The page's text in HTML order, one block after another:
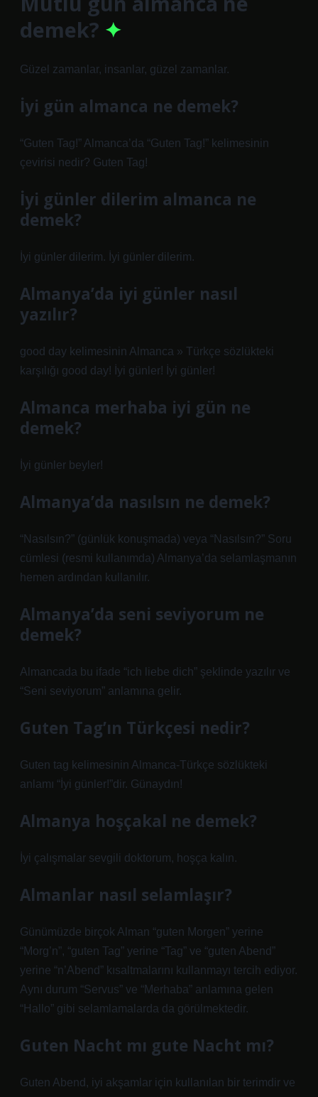
demek?
Güzel zamanlar, insanlar, güzel zamanlar.
İyi gün almanca ne demek?
“Guten Tag!” Almanca’da “Guten Tag!” kelimesinin
çevirisi nedir? Guten Tag!
İyi günler dilerim almanca ne
demek?
İyi günler dilerim. İyi günler dilerim.
Almanya’da iyi günler nasıl
yazılır?
good day kelimesinin Almanca » Türkçe sözlükteki
karşılığı good day! İyi günler! İyi günler!
Almanca merhaba iyi gün ne
demek?
İyi günler beyler!
Almanya’da nasılsın ne demek?
“Nasılsın?” (günlük konuşmada) veya “Nasılsın?” Soru
cümlesi (resmi kullanımda) Almanya’da selamlaşmanın
hemen ardından kullanılır.
Almanya’da seni seviyorum ne
demek?
Almancada bu ifade “ich liebe dich” şeklinde yazılır ve
“Seni seviyorum” anlamına gelir.
Guten Tag’ın Türkçesi nedir?
Guten tag kelimesinin Almanca-Türkçe sözlükteki
anlamı “İyi günler!”dir. Günaydın!
Almanya hoşçakal ne demek?
İyi çalışmalar sevgili doktorum, hoşça kalın.
Almanlar nasıl selamlaşır?
Günümüzde birçok Alman “guten Morgen” yerine
“Morg’n”, “guten Tag” yerine “Tag” ve “guten Abend”
yerine “n’Abend” kısaltmalarını kullanmayı tercih ediyor.
Aynı durum “Servus” ve “Merhaba” anlamına gelen
“Hallo” gibi selamlamalarda da görülmektedir.
Guten Nacht mı gute Nacht mı?
Guten Abend, iyi akşamlar için kullanılan bir terimdir ve